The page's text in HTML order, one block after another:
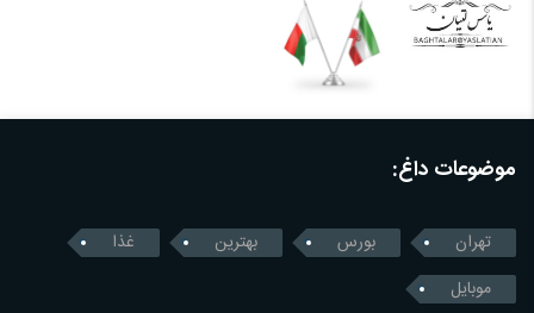
موضوعات داغ:
تهران بورس بهترین
غذا
موبایل